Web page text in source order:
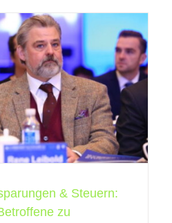
& Steuern:
zu
Wenn Entlassungen im
nicht zu vermeiden sind
QBV Transfergesellschaften